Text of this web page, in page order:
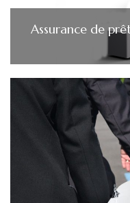
Assurance de